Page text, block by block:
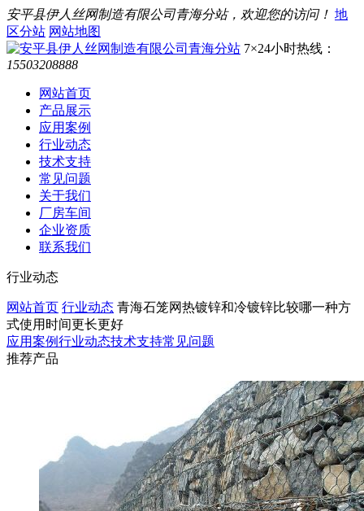
安平县伊人丝网制造有限公司青海分站，欢迎您的访问！ 地
区分站 网站地图
7×24小时热线：
15503208888
网站首页
产品展示
应用案例
行业动态
技术支持
常见问题
关于我们
厂房车间
企业资质
联系我们
行业动态
网站首页 行业动态 青海石笼网热镀锌和冷镀锌比较哪一种方
式使用时间更长更好
应用案例行业动态技术支持常见问题
推荐产品